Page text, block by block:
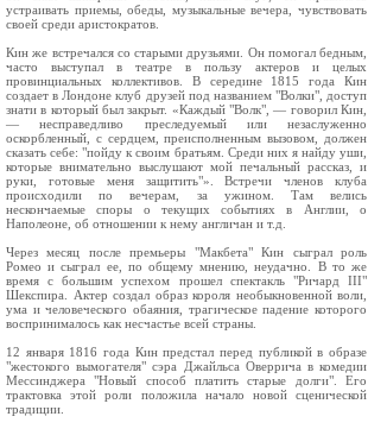
устраивать приемы, обеды, музыкальные вечера, чувствовать
своей среди аристократов.
Кин же встречался со старыми друзьями. Он помогал бедным,
часто выступал в театре в пользу актеров и целых
провинциальных коллективов. В середине 1815 года Кин
создает в Лондоне клуб друзей под названием "Волки", доступ
знати в который был закрыт. «Каждый "Волк", — говорил Кин,
— несправедливо преследуемый или незаслуженно
оскорбленный, с сердцем, преисполненным вызовом, должен
сказать себе: "пойду к своим братьям. Среди них я найду уши,
которые внимательно выслушают мой печальный рассказ, и
руки, готовые меня защитить"». Встречи членов клуба
происходили по вечерам, за ужином. Там велись
нескончаемые споры о текущих событиях в Англии, о
Наполеоне, об отношении к нему англичан и т.д.
Через месяц после премьеры "Макбета" Кин сыграл роль
Ромео и сыграл ее, по общему мнению, неудачно. В то же
время с большим успехом прошел спектакль "Ричард III"
Шекспира. Актер создал образ короля необыкновенной воли,
ума и человеческого обаяния, трагическое падение которого
воспринималось как несчастье всей страны.
12 января 1816 года Кин предстал перед публикой в образе
"жестокого вымогателя" сэра Джайльса Оверрича в комедии
Мессинджера "Новый способ платить старые долги". Его
трактовка этой роли положила начало новой сценической
традиции.